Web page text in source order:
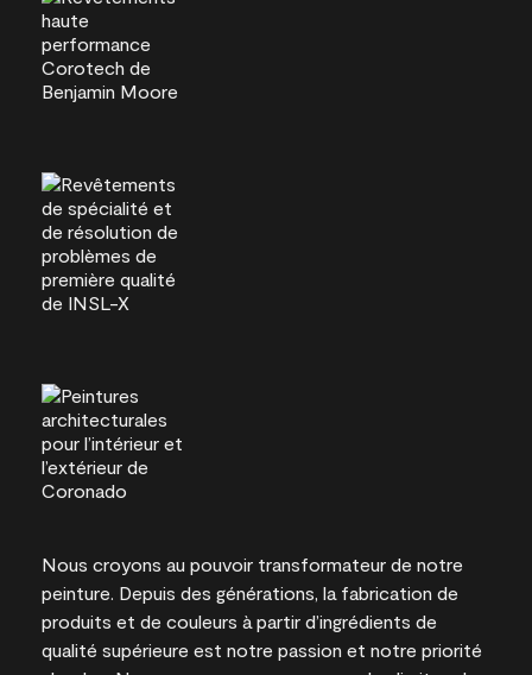
Nous croyons au pouvoir transformateur de notre
peinture. Depuis des générations, la fabrication de
produits et de couleurs à partir d’ingrédients de
qualité supérieure est notre passion et notre priorité